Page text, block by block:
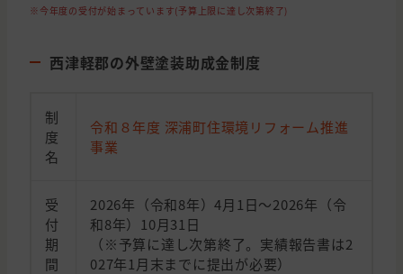
※今年度の受付が始まっています(予算上限に達し次第終了)
西津軽郡の外壁塗装助成金制度
制
度
名
令和８年度 深浦町住環境リフォーム推進
事業
受
付
期
間
2026年（令和8年）4月1日〜2026年（令
和8年）10月31日
（※予算に達し次第終了。実績報告書は2
027年1月末までに提出が必要）